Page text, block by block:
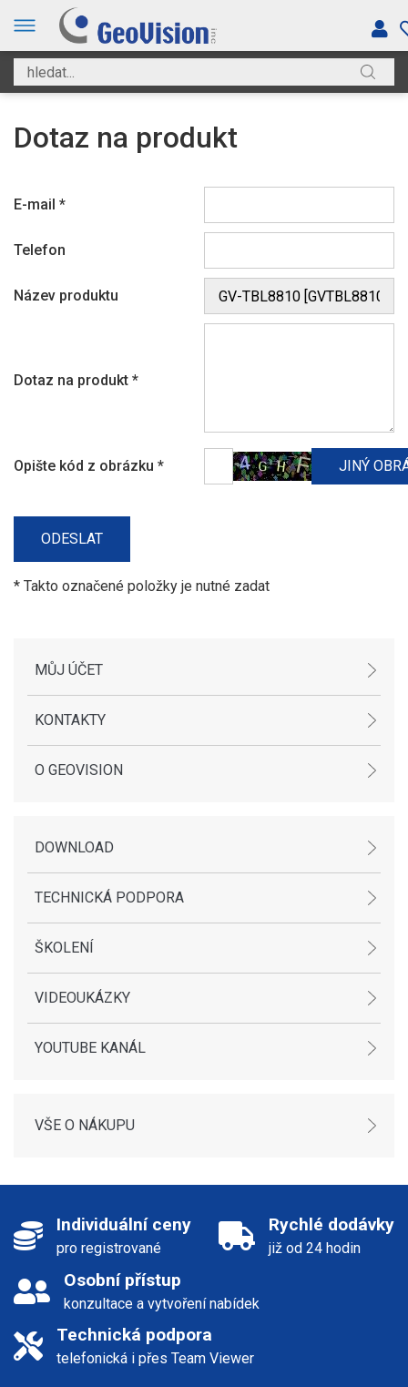
Dotaz na produkt
E-mail *
Telefon
Název produktu
Dotaz na produkt *
Opište kód z obrázku *
* Takto označené položky je nutné zadat
MŮJ ÚČET
KONTAKTY
O GEOVISION
DOWNLOAD
TECHNICKÁ PODPORA
ŠKOLENÍ
VIDEOUKÁZKY
YOUTUBE KANÁL
VŠE O NÁKUPU
Individuální ceny
pro registrované
Rychlé dodávky
již od 24 hodin
Osobní přístup
konzultace a vytvoření nabídek
Technická podpora
telefonická i přes Team Viewer